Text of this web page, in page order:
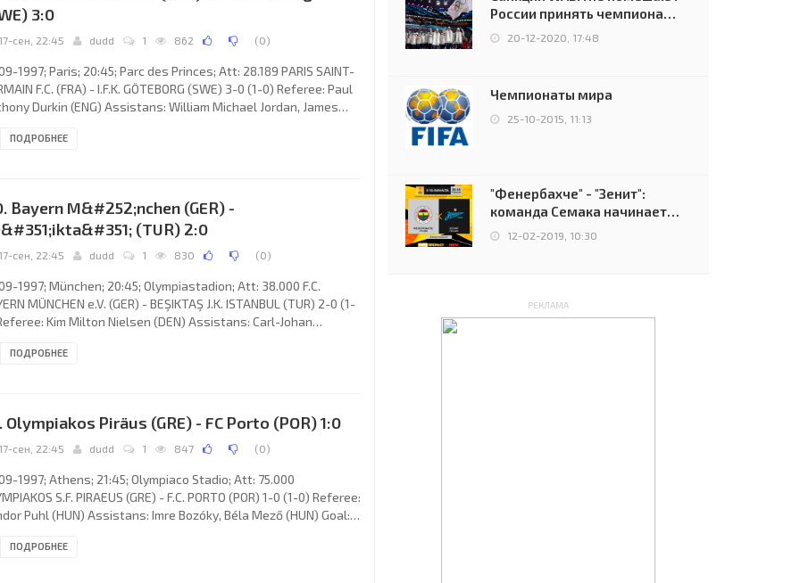
3:0
17-сен, 22:45 dudd 1 862 (0)
1997; Paris; 20:45; Parc des Princes; Att: 28.189 PARIS SAINT-
F.C. (FRA) - I.F.K. GÖTEBORG (SWE) 3-0 (1-0) Referee: Paul
Durkin (ENG) Assistans: William Michael Jordan, James
3-0 RAÍ Souza Vieira de Oliveira 81 (pen). PARIS SAINT-GERMAIN
ПОДРОБНЕЕ
Bayern M&#252;nchen (GER) -
(TUR) 2:0
17-сен, 22:45 dudd 1 830 (0)
1997; München; 20:45; Olympiastadion; Att: 38.000 F.C.
MÜNCHEN e.V. (GER) - BEŞIKTAŞ J.K. ISTANBUL (TUR) 2-0 (1-
Kim Milton Nielsen (DEN) Assistans: Carl-Johan
03; 2-0 Mario Basler 70. F.C. BAYERN e.V. (coach: Giovanni
ПОДРОБНЕЕ
Olympiakos Piräus (GRE) - FC Porto (POR) 1:0
17-сен, 22:45 dudd 1 847 (0)
1997; Athens; 21:45; Olympiaco Stadio; Att: 75.000
S.F. PIRAEUS (GRE) - F.C. PORTO (POR) 1-0 (1-0) Referee:
Puhl (HUN) Assistans: Imre Bozóky, Béla Mező (HUN) Goal:
Kyriakos Tohouroglou, Mirza Varešanović, Kyraikos
ПОДРОБНЕЕ
России принять чемпионат
Европы и финал Лиги
чемпионов.
20-12-2020, 17:48
Чемпионаты мира
25-10-2015, 11:13
"Фенербахче" - "Зенит":
команда Семака начинает
путь в плей-офф Лиги
12-02-2019, 10:30
РЕКЛАМА